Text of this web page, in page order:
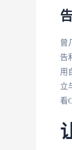
曾
告
用
立
看